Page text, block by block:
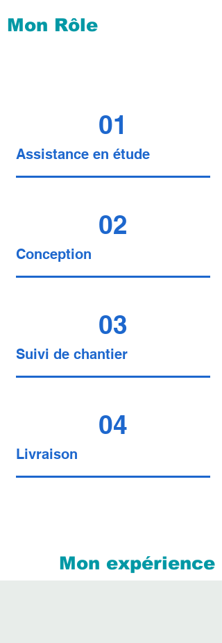
Mon Rôle
01
Assistance en étude
02
Conception
03
Suivi de chantier
04
Livraison
Mon expérience